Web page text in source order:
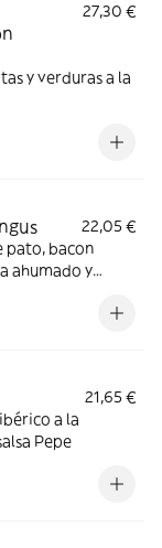
27,30 €
y verduras a la
22,05 €
pato, bacon
ahumado y
21,65 €
a la
Pepe